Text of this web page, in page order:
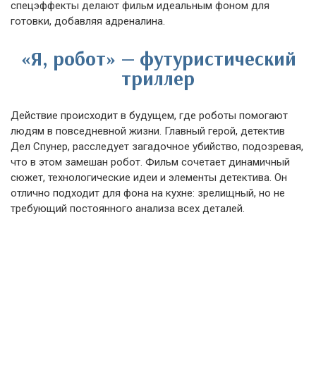
спецэффекты делают фильм идеальным фоном для
готовки, добавляя адреналина.
«Я, робот» — футуристический
триллер
Действие происходит в будущем, где роботы помогают
людям в повседневной жизни. Главный герой, детектив
Дел Спунер, расследует загадочное убийство, подозревая,
что в этом замешан робот. Фильм сочетает динамичный
сюжет, технологические идеи и элементы детектива. Он
отлично подходит для фона на кухне: зрелищный, но не
требующий постоянного анализа всех деталей.